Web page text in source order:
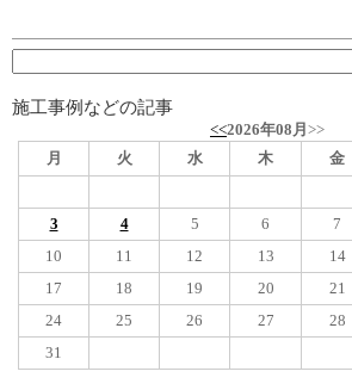
施工事例などの記事
<<2026年08月 >>
月
火 水 木 金
3
4 5 6 7
10
11 12 13 14
17
18 19 20 21
24
25 26 27 28
31